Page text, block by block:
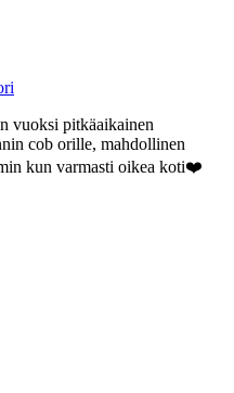
vuoksi pitkäaikainen
cob orille, mahdollinen
kun varmasti oikea koti❤️